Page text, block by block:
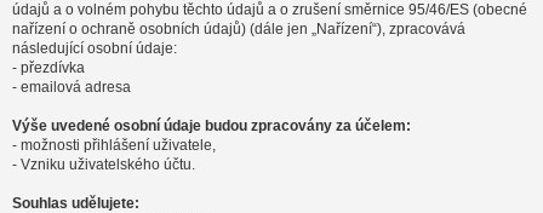
údajů a o volném pohybu těchto údajů a o zrušení směrnice 95/46/ES (obecné
nařízení o ochraně osobních údajů) (dále jen „Nařízení“), zpracovává
následující osobní údaje:
- přezdívka
- emailová adresa
Výše uvedené osobní údaje budou zpracovány za účelem:
- možnosti přihlášení uživatele,
- Vzniku uživatelského účtu.
Souhlas udělujete: